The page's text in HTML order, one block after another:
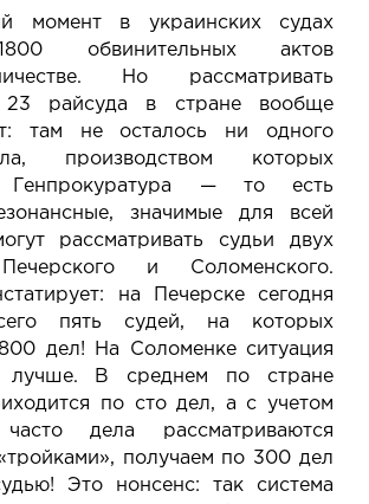
момент в украинских судах
обвинительных актов
Но рассматривать
23 райсуда в стране вообще
там не осталось ни одного
производством которых
Генпрокуратура — то есть
значимые для всей
рассматривать судьи двух
и Соломенского.
на Печерске сегодня
пять судей, на которых
дел! На Соломенке ситуация
лучше. В среднем по стране
по сто дел, а с учетом
дела рассматриваются
получаем по 300 дел
Это нонсенс: так система